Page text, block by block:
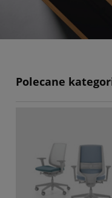
Polecane